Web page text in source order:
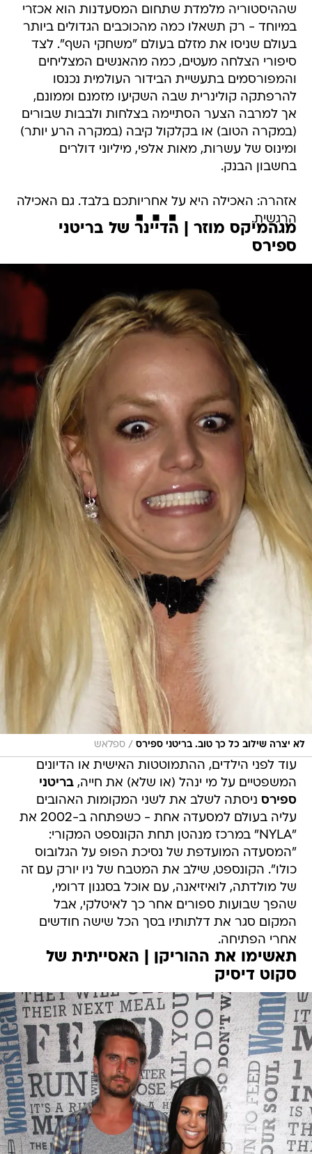
שההיסטוריה מלמדת שתחום המסעדנות הוא אכזרי
במיוחד - רק תשאלו כמה מהכוכבים הגדולים ביותר
בעולם שניסו את מזלם בעולם "משחקי השף". לצד
סיפורי הצלחה מעטים, כמה מהאנשים המצליחים
והמפורסמים בתעשיית הבידור העולמית נכנסו
להרפתקה קולינרית שבה השקיעו מזמנם וממונם,
אך למרבה הצער הסתיימה בצלחות ולבבות שבורים
(במקרה הטוב) או בקלקול קיבה (במקרה הרע יותר)
ומינוס של עשרות, מאות אלפי, מיליוני דולרים
בחשבון הבנק.
אזהרה: האכילה היא על אחריותכם בלבד. גם האכילה
הרגשית.
מגהמיקס מוזר | הדיינר של בריטני
ספירס
לא יצרה שילוב כל כך טוב. בריטני ספירס / ספלאש
עוד לפני הילדים, ההתמוטטות האישית או הדיונים
המשפטיים על מי ינהל (או שלא) את חייה,בריטני
ספירס ניסתה לשלב את לשני המקומות האהובים
עליה בעולם למסעדה אחת - כשפתחה ב-2002 את
"NYLA" במרכז מנהטן תחת הקונספט המקורי:
"המסעדה המועדפת של נסיכת הפופ על הגלובוס
כולו". הקונספט, שילב את המטבח של ניו יורק עם זה
של מולדתה, לואיזיאנה, עם אוכל בסגנון דרומי,
שהפך שבועות ספורים אחר כך לאיטלקי, אבל
המקום סגר את דלתותיו בסך הכל שישה חודשים
אחרי הפתיחה.
תאשימו את ההוריקן | האסייתית של
סקוט דיסיק